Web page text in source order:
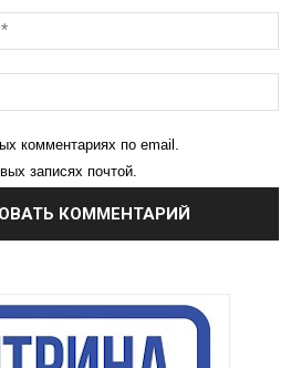
комментариях по email.
записях почтой.